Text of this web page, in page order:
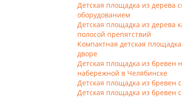
Детская площадка из дерева
оборудованием
Детская площадка из дерева
полосой препятствий
Компактная детская
дворе
Детская площадка из бревен
набережной в Челябинске
Детская площадка из бревен
Детская площадка из бревен